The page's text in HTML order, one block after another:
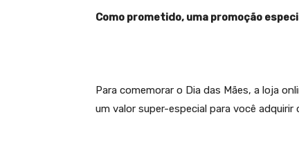
Como prometido, uma promoção
Para comemorar o Dia das Mães, a loja
um valor super-especial para você adquirir